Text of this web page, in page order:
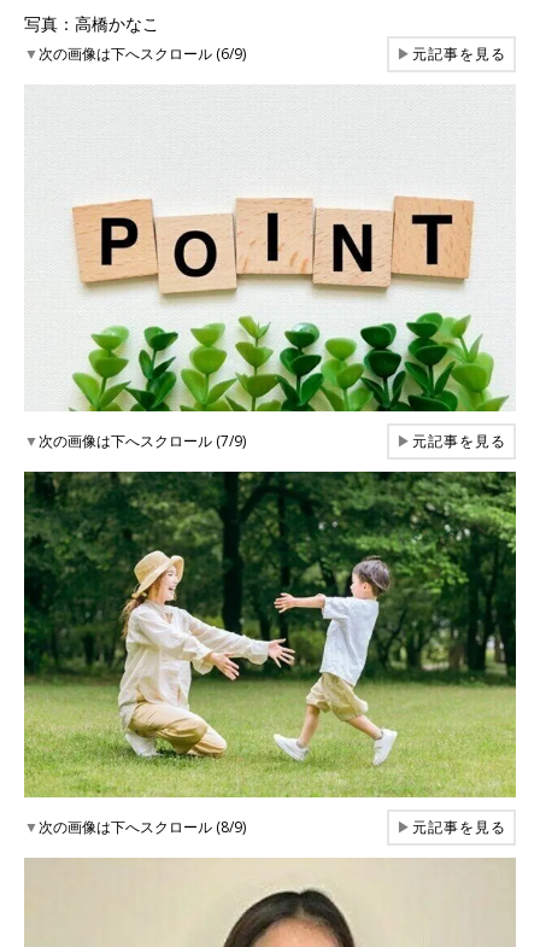
写真：高橋かなこ
▼次の画像は下へスクロール (6/9) ▶元記事を見る
▼次の画像は下へスクロール (7/9) ▶元記事を見る
▼次の画像は下へスクロール (8/9) ▶元記事を見る